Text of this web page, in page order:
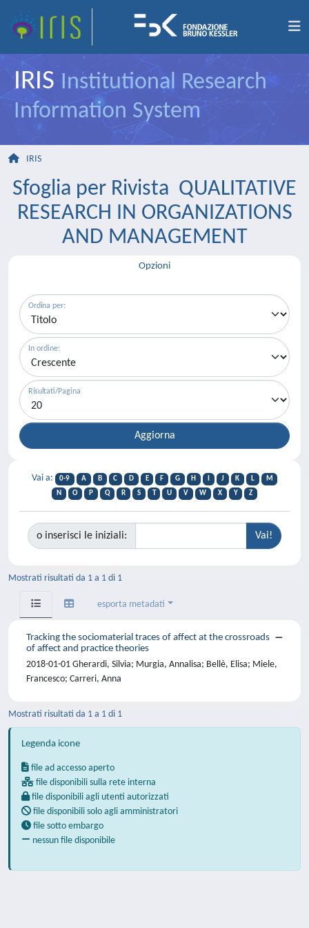
IRIS Institutional Research
Information System
IRIS
Sfoglia per Rivista QUALITATIVE
RESEARCH IN ORGANIZATIONS
AND MANAGEMENT
Opzioni
Ordina per:
In ordine:
Risultati/Pagina
Vai a: 0-9 A B C D E F G H J K L
M
N
O P Q R S T U V W X Y Z
o inserisci le iniziali:
Mostrati risultati da 1 a 1 di 1
esporta metadati
Tracking the sociomaterial traces of affect at the crossroads
of affect and practice theories
2018-01-01 Gherardi, Silvia; Murgia, Annalisa; Bellè, Elisa; Miele,
Francesco; Carreri, Anna
Mostrati risultati da 1 a 1 di 1
Legenda icone
file ad accesso aperto
file disponibili sulla rete interna
file disponibili agli utenti autorizzati
file disponibili solo agli amministratori
file sotto embargo
nessun file disponibile